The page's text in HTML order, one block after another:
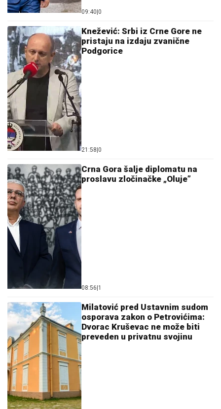
09:40|0
Knežević: Srbi iz Crne Gore ne
pristaju na izdaju zvanične
Podgorice
21:58|0
Crna Gora šalje diplomatu na
proslavu zločinačke „Oluje”
08:56|1
Milatović pred Ustavnim sudom
osporava zakon o Petrovićima:
Dvorac Kruševac ne može biti
preveden u privatnu svojinu